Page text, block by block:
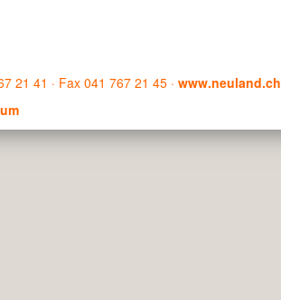
21 41 · Fax 041 767 21 45 · www.neuland.ch